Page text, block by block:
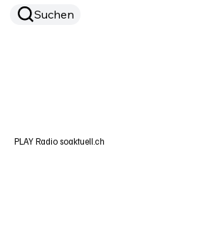
Suchen
PLAY Radio soaktuell.ch